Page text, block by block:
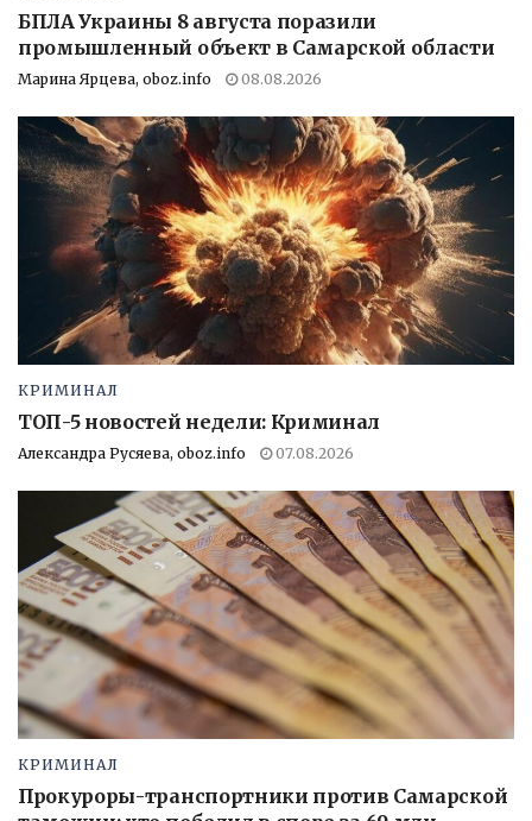
БПЛА Украины 8 августа поразили
промышленный объект в Самарской области
Марина Ярцева, oboz.info 08.08.2026
КРИМИНАЛ
ТОП-5 новостей недели: Криминал
Александра Русяева, oboz.info 07.08.2026
КРИМИНАЛ
Прокуроры-транспортники против Самарской